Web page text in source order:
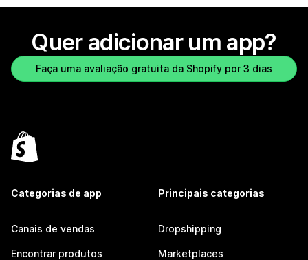
Quer adicionar um app?
Faça uma avaliação gratuita da Shopify por 3 dias
Categorias de app
Canais de vendas
Encontrar produtos
Principais categorias
Dropshipping
Marketplaces